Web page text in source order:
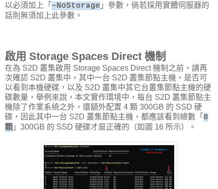
以必須加上「 –NoStorage 」參數，倘若採用實體伺服器的
話則無須加上此參數。
啟用 Storage Spaces Direct 機制
在為 S2D 叢集啟用 Storage Spaces Direct 機制之前，請再
次確認 S2D 叢集中，其中一台 S2D 叢集節點主機，是否可
以看到本機硬碟，以及 S2D 叢集中其它台叢集節點主機的硬
碟數量，舉例來說，本文實作環境中，每台 S2D 叢集節點主
機除了作業系統之外，還額外配置 4 顆 300GB 的 SSD 硬
碟，因此其中一台 S2D 叢集節點主機，都應該看到總數「 8
顆 」300GB 的 SSD 硬碟才是正確的（如圖 16 所示）。